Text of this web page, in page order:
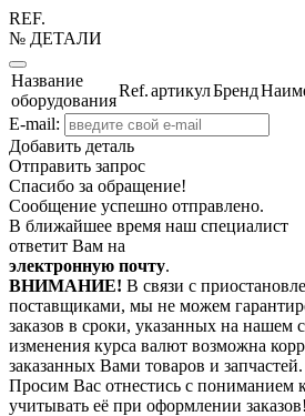
REF.
№ ДЕТАЛИ
Название
оборудования
Ref.артикулБренд
E-mail:
Добавить деталь
Отправить запрос
Спасибо за обращение!
Сообщение успешно отправлено.
В ближайшее время наш специалист
ответит Вам на
электронную почту.
ВНИМАНИЕ! В связи с
поставщиками, мы не можем
заказов в сроки, указанных на нашем
изменения курса валют возможна
заказанных Вами товаров и запчастей.
Просим Вас отнестись с пониманием
учитывать её при оформлении заказов!